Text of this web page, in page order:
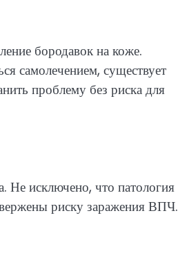
бородавок на коже.
самолечением, существует
проблему без риска для
Не исключено, что патология
риску заражения ВПЧ.